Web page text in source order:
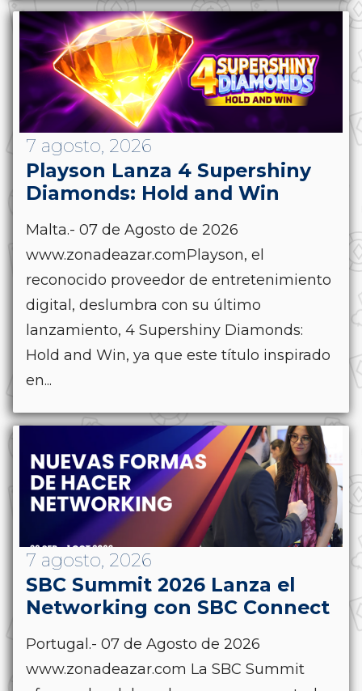
7 agosto, 2026
Playson Lanza 4 Supershiny
Diamonds: Hold and Win
Malta.- 07 de Agosto de 2026
www.zonadeazar.comPlayson, el
reconocido proveedor de entretenimiento
digital, deslumbra con su último
lanzamiento, 4 Supershiny Diamonds:
Hold and Win, ya que este título inspirado
en...
7 agosto, 2026
SBC Summit 2026 Lanza el
Networking con SBC Connect
Portugal.- 07 de Agosto de 2026
www.zonadeazar.com La SBC Summit